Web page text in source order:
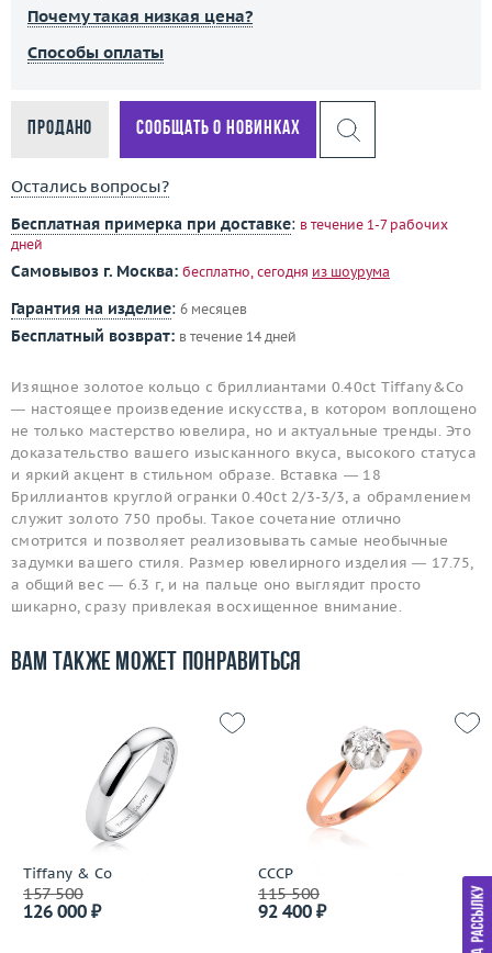
Почему такая низкая цена?
Способы оплаты
Продано Сообщать о новинках
Остались вопросы?
Бесплатная примерка при доставке: в течение 1-7 рабочих
дней
Самовывоз г. Москва: бесплатно, сегодня из шоурума
Гарантия на изделие: 6 месяцев
Бесплатный возврат: в течение 14 дней
Изящное золотое кольцо с бриллиантами 0.40ct Tiffany&Co
— настоящее произведение искусства, в котором воплощено
не только мастерство ювелира, но и актуальные тренды. Это
доказательство вашего изысканного вкуса, высокого статуса
и яркий акцент в стильном образе. Вставка — 18
Бриллиантов круглой огранки 0.40ct 2/3-3/3, а обрамлением
служит золото 750 пробы. Такое сочетание отлично
смотрится и позволяет реализовывать самые необычные
задумки вашего стиля. Размер ювелирного изделия — 17.75,
а общий вес — 6.3 г, и на пальце оно выглядит просто
шикарно, сразу привлекая восхищенное внимание.
Вам также может понравиться
Tiffany & Co
157 500
126 000 ₽
СССР
115 500
92 400 ₽